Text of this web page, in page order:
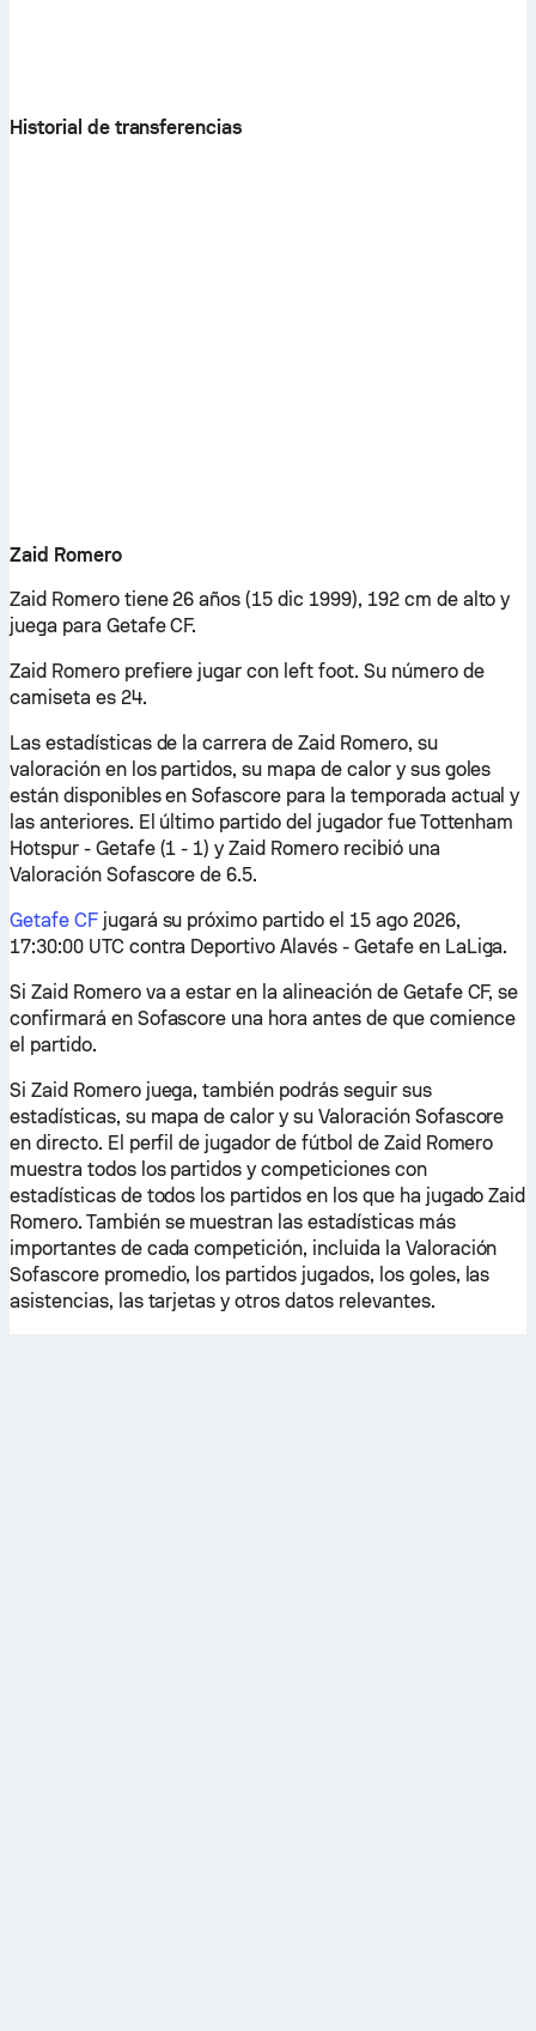
Historial de transferencias
Zaid Romero
Zaid Romero tiene 26 años (15 dic 1999), 192 cm de alto y
juega para Getafe CF.
Zaid Romero prefiere jugar con left foot. Su número de
camiseta es 24.
Las estadísticas de la carrera de Zaid Romero, su
valoración en los partidos, su mapa de calor y sus goles
están disponibles en Sofascore para la temporada actual y
las anteriores. El último partido del jugador fue Tottenham
Hotspur - Getafe (1 - 1) y Zaid Romero recibió una
Valoración Sofascore de 6.5.
Getafe CFjugará su próximo partido el 15 ago 2026,
17:30:00 UTC contra Deportivo Alavés - Getafe en LaLiga.
Si Zaid Romero va a estar en la alineación de Getafe CF, se
confirmará en Sofascore una hora antes de que comience
el partido.
Si Zaid Romero juega, también podrás seguir sus
estadísticas, su mapa de calor y su Valoración Sofascore
en directo. El perfil de jugador de fútbol de Zaid Romero
muestra todos los partidos y competiciones con
estadísticas de todos los partidos en los que ha jugado Zaid
Romero. También se muestran las estadísticas más
importantes de cada competición, incluida la Valoración
Sofascore promedio, los partidos jugados, los goles, las
asistencias, las tarjetas y otros datos relevantes.